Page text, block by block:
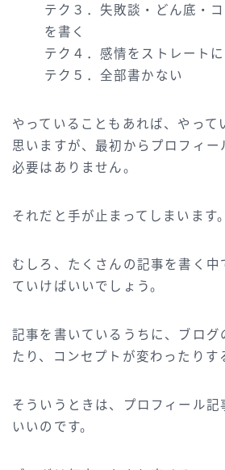
テク３．失敗談・どん底・
を書く
テク４．感情をストレートに
テク５．全部書かない
やっていることもあれば、やって
思いますが、最初からプロフィー
必要はありません。
それだと手が止まってしまいます。
むしろ、たくさんの記事を書く中
ていけばいいでしょう。
記事を書いているうちに、ブログ
たり、コンセプトが変わったりす
そういうときは、プロフィール記
いいのです。